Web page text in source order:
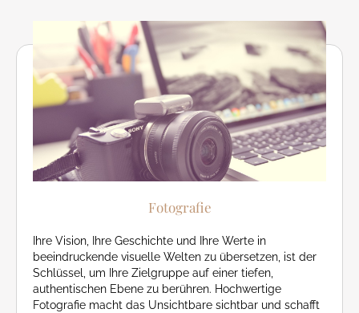
Fotografie
Ihre Vision, Ihre Geschichte und Ihre Werte in
beeindruckende visuelle Welten zu übersetzen, ist der
Schlüssel, um Ihre Zielgruppe auf einer tiefen,
authentischen Ebene zu berühren. Hochwertige
Fotografie macht das Unsichtbare sichtbar und schafft